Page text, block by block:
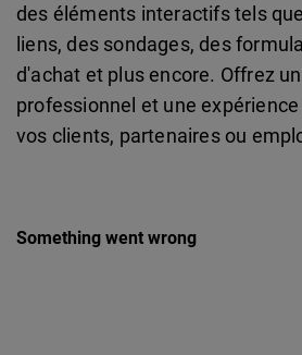
des éléments interactifs tels
liens, des sondages, des
d'achat et plus encore. Offrez
professionnel et une
vos clients, partenaires ou